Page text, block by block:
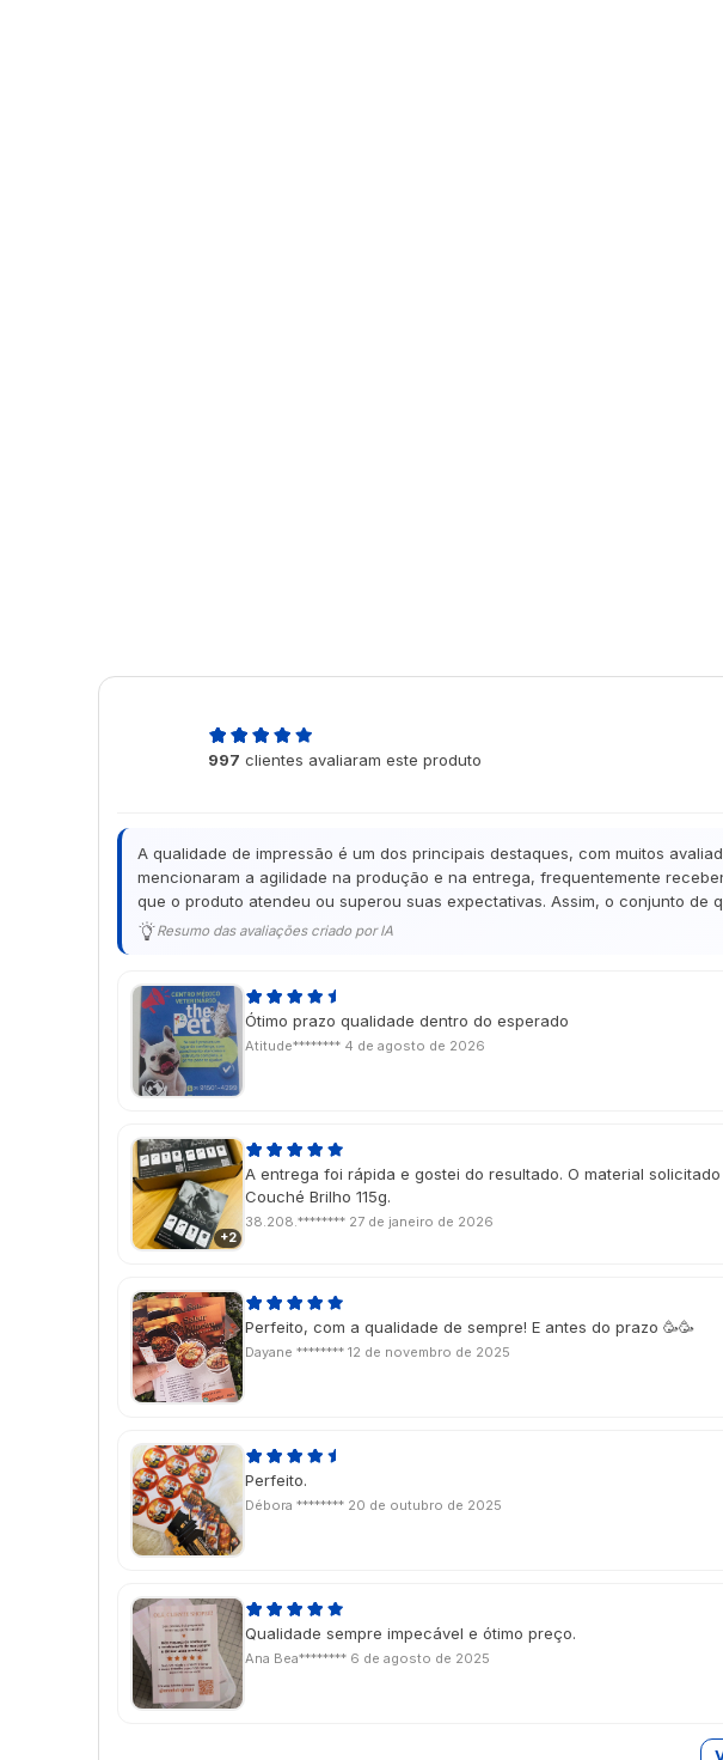
997 clientes avaliaram este produto
A qualidade de impressão é um dos principais destaques, com muitos
mencionaram a agilidade na produção e na entrega, frequentemente
que o produto atendeu ou superou suas expectativas. Assim, o conjunto
Resumo das avaliações criado por IA
Ótimo prazo qualidade dentro do esperado
Atitude******** 4 de agosto de 2026
+2
A entrega foi rápida e gostei do resultado. O material
Couché Brilho 115g.
38.208.******** 27 de janeiro de 2026
Perfeito, com a qualidade de sempre! E antes do prazo 🥳🥳
Dayane ******** 12 de novembro de 2025
Perfeito.
Débora ******** 20 de outubro de 2025
Qualidade sempre impecável e ótimo preço.
Ana Bea******** 6 de agosto de 2025